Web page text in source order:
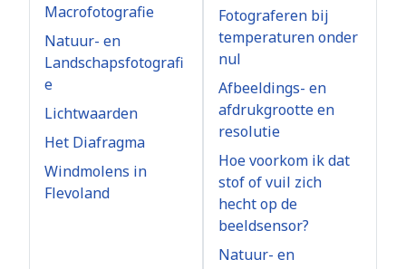
Macrofotografie
Natuur- en
Landschapsfotografi
e
Lichtwaarden
Het Diafragma
Windmolens in
Flevoland
Fotograferen bij
temperaturen onder
nul
Afbeeldings- en
afdrukgrootte en
resolutie
Hoe voorkom ik dat
stof of vuil zich
hecht op de
beeldsensor?
Natuur- en